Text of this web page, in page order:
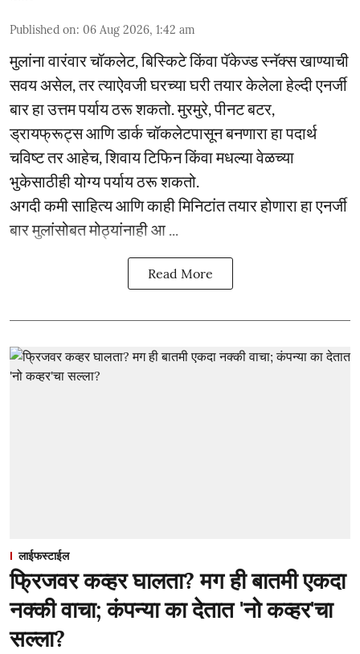
Published on: 06 Aug 2026, 1:42 am
मुलांना वारंवार चॉकलेट, बिस्किटे किंवा पॅकेज्ड स्नॅक्स खाण्याची
सवय असेल, तर त्याऐवजी घरच्या घरी तयार केलेला हेल्दी एनर्जी
बार हा उत्तम पर्याय ठरू शकतो. मुरमुरे, पीनट बटर,
ड्रायफ्रूट्स आणि डार्क चॉकलेटपासून बनणारा हा पदार्थ
चविष्ट तर आहेच, शिवाय टिफिन किंवा मधल्या वेळच्या
भुकेसाठीही योग्य पर्याय ठरू शकतो.
अगदी कमी साहित्य आणि काही मिनिटांत तयार होणारा हा एनर्जी
बार मुलांसोबत मोठ्यांनाही आ ...
Read More
लाईफस्टाईल
फ्रिजवर कव्हर घालता? मग ही बातमी एकदा
नक्की वाचा; कंपन्या का देतात 'नो कव्हर'चा
सल्ला?